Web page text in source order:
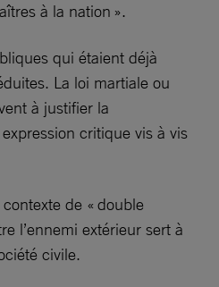
à la nation ».
qui étaient déjà
La loi martiale ou
à justifier la
critique vis à vis
de « double
l’ennemi extérieur sert à
civile.